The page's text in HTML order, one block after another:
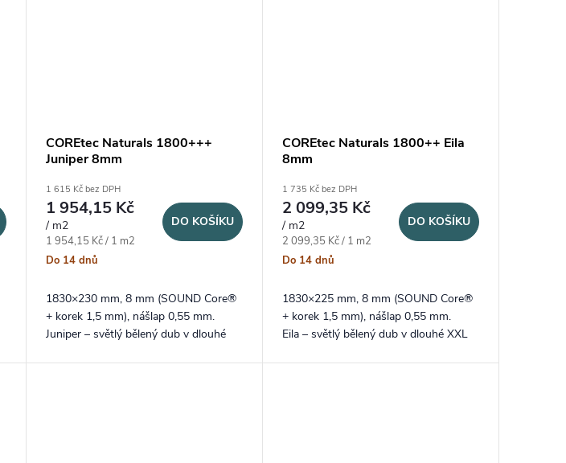
COREtec Naturals 1800+++
Juniper 8mm
1 615 Kč bez DPH
1 954,15 Kč
/ m2
Měrná cena:
1 954,15 Kč / 1 m2
Do 14 dnů
DO KOŠÍKU
1830×230 mm, 8 mm (SOUND Core®
+ korek 1,5 mm), nášlap 0,55 mm.
Juniper – světlý bělený dub v dlouhé
COREtec Naturals 1800++ Eila
8mm
1 735 Kč bez DPH
2 099,35 Kč
/ m2
Měrná cena:
2 099,35 Kč / 1 m2
Do 14 dnů
DO KOŠÍKU
1830×225 mm, 8 mm (SOUND Core®
+ korek 1,5 mm), nášlap 0,55 mm.
Eila – světlý bělený dub v dlouhé XXL